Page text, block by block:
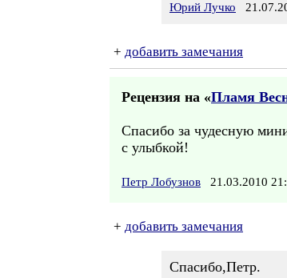
Юрий Лучко
+ добавить замечания
Рецензия на «Пламя
Спасибо за чудесную
с улыбкой!
Петр Лобузнов 21.03.2010
+ добавить замечания
Спасибо,Петр.